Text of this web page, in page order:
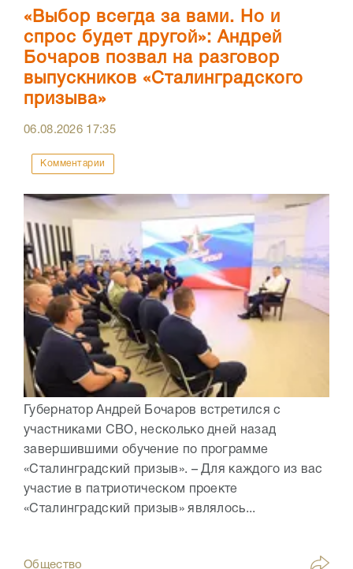
«Выбор всегда за вами. Но и
спрос будет другой»: Андрей
Бочаров позвал на разговор
выпускников «Сталинградского
призыва»
06.08.2026 17:35
Комментарии
Губернатор Андрей Бочаров встретился с
участниками СВО, несколько дней назад
завершившими обучение по программе
«Сталинградский призыв». – Для каждого из вас
участие в патриотическом проекте
«Сталинградский призыв» являлось...
Общество